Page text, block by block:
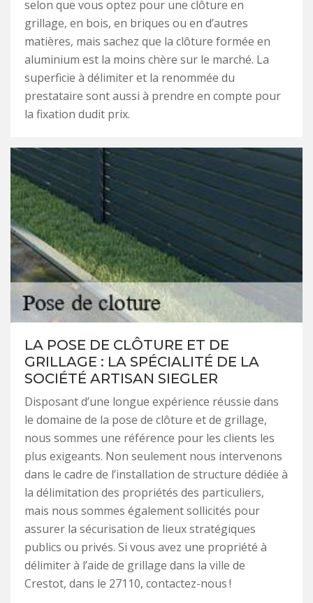
selon que vous optez pour une clôture en
grillage, en bois, en briques ou en d’autres
matières, mais sachez que la clôture formée en
aluminium est la moins chère sur le marché. La
superficie à délimiter et la renommée du
prestataire sont aussi à prendre en compte pour
la fixation dudit prix.
LA POSE DE CLÔTURE ET DE
GRILLAGE : LA SPÉCIALITÉ DE LA
SOCIÉTÉ ARTISAN SIEGLER
Disposant d’une longue expérience réussie dans
le domaine de la pose de clôture et de grillage,
nous sommes une référence pour les clients les
plus exigeants. Non seulement nous intervenons
dans le cadre de l’installation de structure dédiée à
la délimitation des propriétés des particuliers,
mais nous sommes également sollicités pour
assurer la sécurisation de lieux stratégiques
publics ou privés. Si vous avez une propriété à
délimiter à l’aide de grillage dans la ville de
Crestot, dans le 27110, contactez-nous !